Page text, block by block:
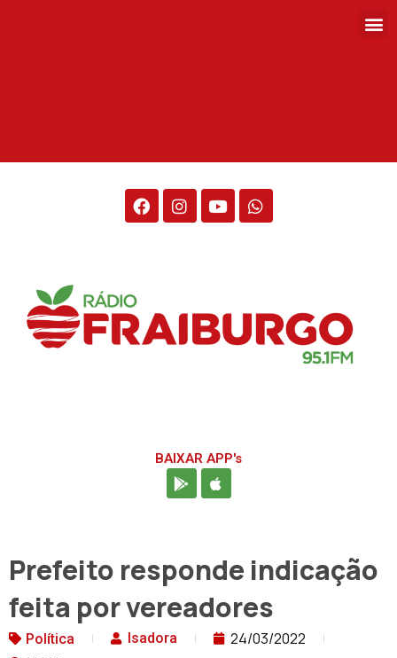
BAIXAR APP's
Prefeito responde indicação
feita por vereadores
Política Isadora
24/03/2022